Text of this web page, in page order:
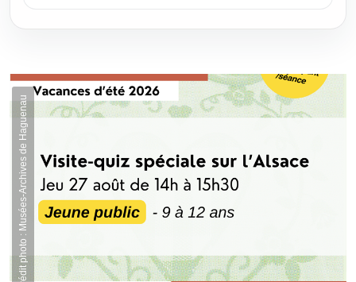
Crédit photo : Musées-Archives de Haguenau